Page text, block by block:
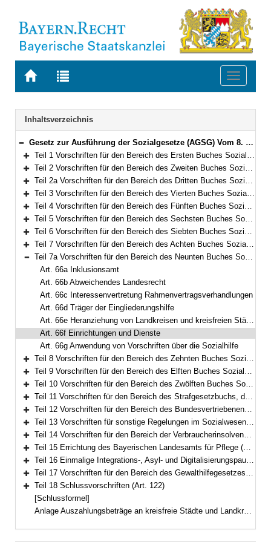
Zur
BAYERN.RECHT
Zur
letzten
Suche
Toggle
Navigation
Inhaltsverzeichnis
Bereich reduzieren
Gesetz zur Ausführung der Sozialgesetze (AGSG) Vom 8. Dezember 2006 (GVBl. S. 942) BayRS 86-7-A/G (Art. 1–122)
Bereich erweitern
Teil 1 Vorschriften für den Bereich des Ersten Buches Sozialgesetzbuch – Allgemeiner Teil – (Art. 1)
Bereich erweitern
Teil 2 Vorschriften für den Bereich des Zweiten Buches Sozialgesetzbuch – Grundsicherung für Arbeitsuchende – (Art. 2–3)
Bereich erweitern
Teil 2a Vorschriften für den Bereich des Dritten Buches Sozialgesetzbuch – Arbeitsförderung – (Art. 4–5a)
Bereich erweitern
Teil 3 Vorschriften für den Bereich des Vierten Buches Sozialgesetzbuch – Gemeinsame Vorschriften für die Sozialversicherung – (Art. 6–8)
Bereich erweitern
Teil 4 Vorschriften für den Bereich des Fünften Buches Sozialgesetzbuch – Gesetzliche Krankenversicherung – (Art. 9)
Bereich erweitern
Teil 5 Vorschriften für den Bereich des Sechsten Buches Sozialgesetzbuch – Gesetzliche Rentenversicherung– (Art. 10–10a)
Bereich erweitern
Teil 6 Vorschriften für den Bereich des Siebten Buches Sozialgesetzbuch – Gesetzliche Unfallversicherung – (Art. 11)
Bereich erweitern
Teil 7 Vorschriften für den Bereich des Achten Buches Sozialgesetzbuch – Kinder- und Jugendhilfe – und für weitere Regelungen des Kinder- und Jugendhilferechts (Art. 12–66)
Bereich reduzieren
Teil 7a Vorschriften für den Bereich des Neunten Buches Sozialgesetzbuch – Rehabilitation und Teilhabe von Menschen mit Behinderungen – (Art. 66a–66g)
Art. 66a Inklusionsamt
Art. 66b Abweichendes Landesrecht
Art. 66c Interessenvertretung Rahmenvertragsverhandlungen
Art. 66d Träger der Eingliederungshilfe
Art. 66e Heranziehung von Landkreisen und kreisfreien Städten
Art. 66f Einrichtungen und Dienste
Art. 66g Anwendung von Vorschriften über die Sozialhilfe
Bereich erweitern
Teil 8 Vorschriften für den Bereich des Zehnten Buches Sozialgesetzbuch – Sozialverwaltungsverfahren und Sozialdatenschutz – (Art. 67)
Bereich erweitern
Teil 9 Vorschriften für den Bereich des Elften Buches Sozialgesetzbuch – Soziale Pflegeversicherung – (Art. 68–79)
Bereich erweitern
Teil 10 Vorschriften für den Bereich des Zwölften Buches Sozialgesetzbuch – Sozialhilfe – (Art. 80–94)
Bereich erweitern
Teil 11 Vorschriften für den Bereich des Strafgesetzbuchs, der Strafprozessordnung und des Betäubungsmittelgesetzes (Art. 95–97)
Bereich erweitern
Teil 12 Vorschriften für den Bereich des Bundesvertriebenengesetzes, des Aufenthaltsgesetzes und der Sozialen Entschädigung (Art. 98–108)
Bereich erweitern
Teil 13 Vorschriften für sonstige Regelungen im Sozialwesen (Art. 109–111b)
Bereich erweitern
Teil 14 Vorschriften für den Bereich der Verbraucherinsolvenz nach der Insolvenzordnung (Art. 112–116)
Bereich erweitern
Teil 15 Errichtung des Bayerischen Landesamts für Pflege (Art. 117)
Bereich erweitern
Teil 16 Einmalige Integrations-, Asyl- und Digitalisierungspauschale für Kommunen (Art. 118)
Bereich erweitern
Teil 17 Vorschriften für den Bereich des Gewalthilfegesetzes (Art. 119–121)
Bereich erweitern
Teil 18 Schlussvorschriften (Art. 122)
[Schlussformel]
Anlage Auszahlungsbeträge an kreisfreie Städte und Landkreise